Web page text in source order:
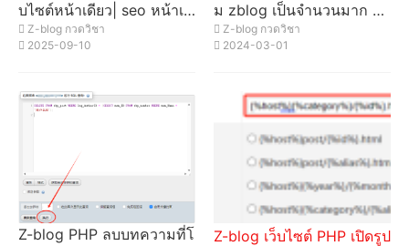
บไซต์หน้าเดียว| seo หน้าเดี
ยว" วิธีการตั้งค่าบทความทั้ง
หมดเป็นหน้าเดียวโฆษณา?
Z-blog กวดวิชา
2025-09-10
ม zblog เป็นจํานวนมาก zb
p post ตารางข้อมูล log ค่
าคีย์ที่ระบุไว้ในฟิลด์เมตา
Z-blog กวดวิชา
2024-03-01
Z-blog PHP ลบบทความที่โ
Z-blog เว็บไซต์ PHP เปิดรูป